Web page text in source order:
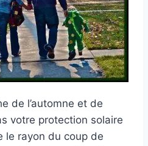
de l’automne et de
votre protection solaire
le rayon du coup de